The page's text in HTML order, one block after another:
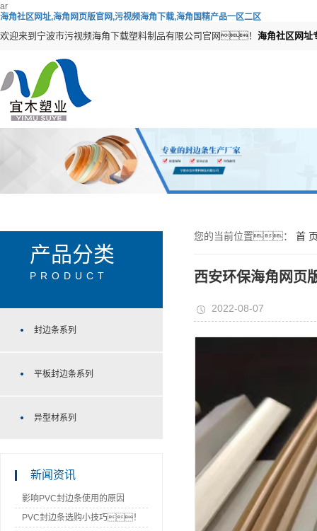
ar
海角社区网址,海角网页版官网,污视频海角下载,海角国精产品一区二区
欢迎来到宁波市污视频海角下载塑料制品有限公司官网！ 海角社区网
产品分类
PRODUCT
封边条系列
平板封边条系列
异型材系列
新闻资讯
影响PVC封边条使用的原因
PVC封边条选购小技巧！
您的当前位置： 首
西安环保海角网页
2022-08-07